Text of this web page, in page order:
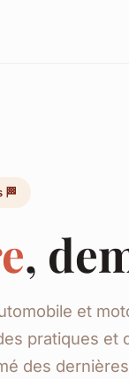
🏁
,
et
pratiques et
des dernières